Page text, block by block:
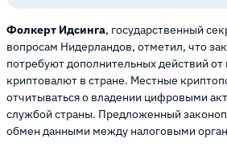
Фолкерт Идсинга, государственный
вопросам Нидерландов, отметил, что
потребуют дополнительных действий от
криптовалют в стране. Местные
отчитываться о владении цифровыми
службой страны. Предложенный
обмен данными между налоговыми